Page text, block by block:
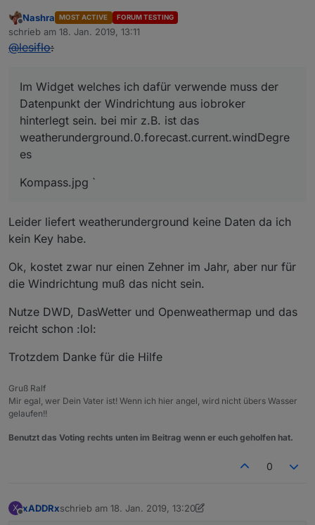
Offline
Nashra MOST ACTIVE FORUM TESTING
schrieb am 18. Jan. 2019, 13:11
zuletzt editiert von
@lesiflo:
Im Widget welches ich dafür verwende muss der
Datenpunkt der Windrichtung aus iobroker
hinterlegt sein. bei mir z.B. ist das
weatherunderground.0.forecast.current.windDegre
es
Kompass.jpg `
Leider liefert weatherunderground keine Daten da ich
kein Key habe.
Ok, kostet zwar nur einen Zehner im Jahr, aber nur für
die Windrichtung muß das nicht sein.
Nutze DWD, DasWetter und Openweathermap und das
reicht schon :lol:
Trotzdem Danke für die Hilfe
Gruß Ralf
Mir egal, wer Dein Vater ist! Wenn ich hier angel, wird nicht übers Wasser
gelaufen!!
Benutzt das Voting rechts unten im Beitrag wenn er euch geholfen hat.
0
X xADDRxschrieb am 18. Jan. 2019, 13:20
zuletzt editiert von Jey Cee